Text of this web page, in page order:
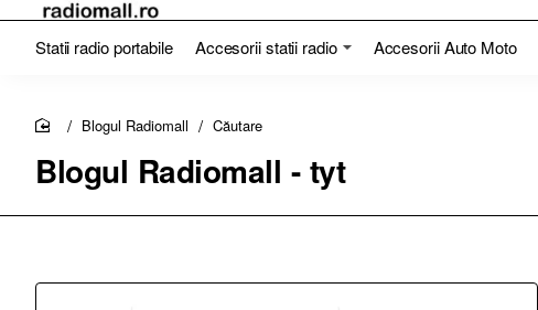
Statii radio portabile Accesorii statii radio Accesorii Auto Moto
Blogul Radiomall - tyt
home
Blogul Radiomall Căutare